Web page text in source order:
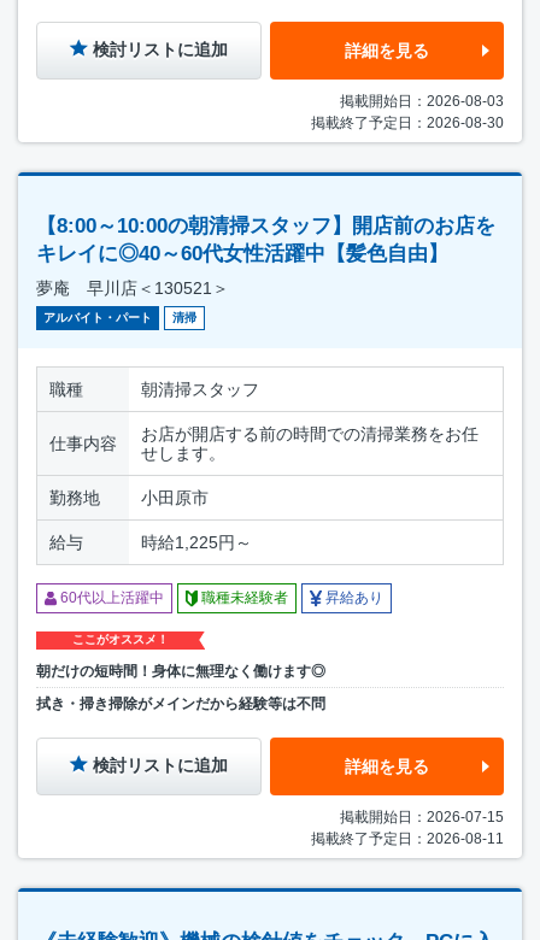
検討リストに追加 詳細を見る
掲載開始日：2026-08-03
掲載終了予定日：2026-08-30
【8:00～10:00の朝清掃スタッフ】開店前のお店を
キレイに◎40～60代女性活躍中【髪色自由】
夢庵 早川店＜130521＞
アルバイト・パート 清掃
職種 朝清掃スタッフ
仕事内容
お店が開店する前の時間での清掃業務をお任
せします。
勤務地 小田原市
給与 時給1,225円～
60代以上活躍中 職種未経験者 昇給あり
ここがオススメ！
朝だけの短時間！身体に無理なく働けます◎
拭き・掃き掃除がメインだから経験等は不問
検討リストに追加 詳細を見る
掲載開始日：2026-07-15
掲載終了予定日：2026-08-11